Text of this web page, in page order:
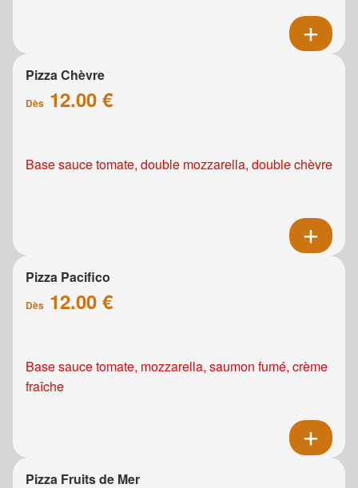
Pizza Chèvre
Dès 12.00 €
Base sauce tomate, double mozzarella, double chèvre
Pizza Pacifico
Dès 12.00 €
Base sauce tomate, mozzarella, saumon fumé, crème
fraîche
Pizza Fruits de Mer